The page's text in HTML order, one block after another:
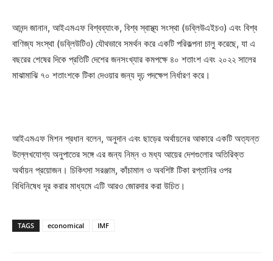
আনন্দ জানান, আইএমএফ বিশ্বব্যাংক, বিশ্ব স্বাস্থ্য সংস্থা (ডব্লিউএইচও) এবং বিশ্ব
বাণিজ্য সংস্থা (ডব্লিউটিও) যৌথভাবে সমর্থন করে একটি পরিকল্পনা চালু করেছে, যা এ
বছরের শেষের দিকে প্রতিটি দেশের জনসংখ্যার কমপক্ষে ৪০ শতাংশ এবং ২০২২ সালের
মাঝামাঝি ৭০ শতাংশকে টিকা দেওয়ার জন্য দৃঢ় পদক্ষেপ নির্ধারণ করে।
আইএমএফ মিশন প্রধান বলেন, অনুদান এবং ছাড়ের অর্থায়নের আকারে একটি অত্যন্ত
উল্লেখযোগ্য অনুপাতের সঙ্গে এর জন্য নিম্ন ও মধ্য আয়ের দেশগুলোর অতিরিক্ত
অর্থায়ন প্রয়োজন। চিকিৎসা সরঞ্জাম, কাঁচামাল ও অবশিষ্ট টিকা রপ্তানির ওপর
বিধিনিষেধ দূর করার মাধ্যমে এটি আরও জোরদার করা উচিত।
TAGS economical IMF